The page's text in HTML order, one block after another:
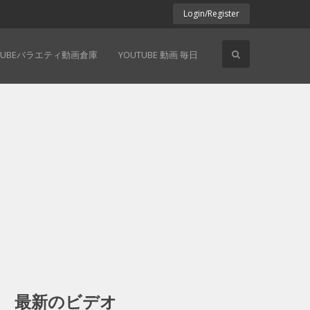
Login/Register
バラエティ動画倉庫 YOUTUBE 動画 毎日
最新のビデオ